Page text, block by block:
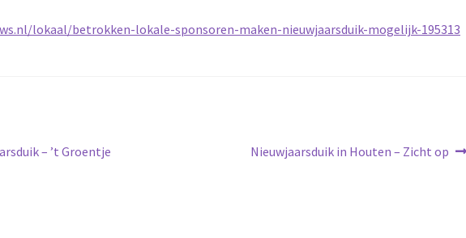
lokaal/betrokken-lokale-sponsoren-maken-nieuwjaarsduik-mogelijk-195313
– ’t Groentje
Volgend
Nieuwjaarsduik in Houten – Zicht op